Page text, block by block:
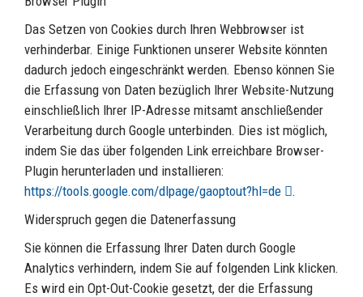
Das Setzen von Cookies durch Ihren Webbrowser ist
verhinderbar. Einige Funktionen unserer Website könnten
dadurch jedoch eingeschränkt werden. Ebenso können Sie
die Erfassung von Daten bezüglich Ihrer Website-Nutzung
einschließlich Ihrer IP-Adresse mitsamt anschließender
Verarbeitung durch Google unterbinden. Dies ist möglich,
indem Sie das über folgenden Link erreichbare Browser-
Plugin herunterladen und installieren:
https://tools.google.com/dlpage/gaoptout?hl=de
.
Widerspruch gegen die Datenerfassung
Sie können die Erfassung Ihrer Daten durch Google
Analytics verhindern, indem Sie auf folgenden Link klicken.
Es wird ein Opt-Out-Cookie gesetzt, der die Erfassung